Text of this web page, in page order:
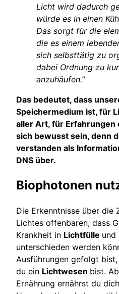
Licht wird dadurch
würde es in einen
Das sorgt für die
die es einem
sich selbsttätig zu
dabei Ordnung zu
anzuhäufen.”
Das bedeutet, dass
Speichermedium ist, für
aller Art, für Erfahrungen
sich bewusst sein, denn
verstanden als
DNS über.
Biophotonen
Die Erkenntnisse über die
Lichtes offenbaren, dass
Krankheit in Lichtfülle und
unterschieden werden
Ausführungen gefolgt
du ein Lichtwesen bist.
Ernährung ernährst du